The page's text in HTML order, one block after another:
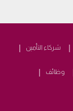
شركاء التأمين
وظائف